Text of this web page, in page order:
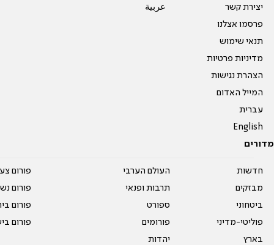
יצירת קשר
פרסמו אצלנו
תנאי שימוש
מדיניות פרטיות
הצהרת נגישות
המייל האדום
עברית
English
عربية
מדורים
חדשות
מבזקים
ביטחוני
פוליטי-מדיני
בארץ
העולם הערבי
תרבות ופנאי
ספורט
פורומים
יהדות
פורום
פורום
פורום
פורום